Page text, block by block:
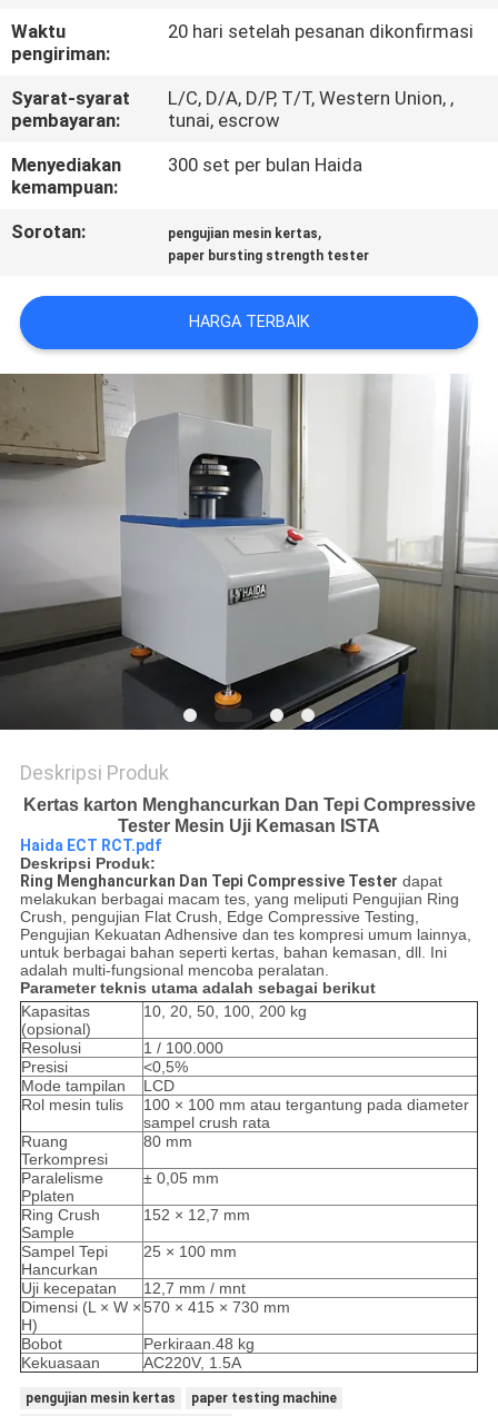
KUALITAS
HUBUNGI
KAMI
BERITA
SITEMAP
KEBIJAKAN
PRIVASI
Waktu
pengiriman:
20 hari setelah pesanan dikonfirmasi
Syarat-syarat
pembayaran:
L/C, D/A, D/P, T/T, Western Union, ,
tunai, escrow
Menyediakan
kemampuan:
300 set per bulan Haida
Sorotan: pengujian mesin kertas,
paper bursting strength tester
HARGA TERBAIK
Deskripsi Produk
Kertas karton Menghancurkan Dan Tepi Compressive
Tester Mesin Uji Kemasan ISTA
Haida ECT RCT.pdf
Deskripsi Produk:
Ring Menghancurkan Dan Tepi Compressive Tester dapat
melakukan berbagai macam tes, yang meliputi Pengujian Ring
Crush, pengujian Flat Crush, Edge Compressive Testing,
Pengujian Kekuatan Adhensive dan tes kompresi umum lainnya,
untuk berbagai bahan seperti kertas, bahan kemasan, dll. Ini
adalah multi-fungsional mencoba peralatan.
Parameter teknis utama adalah sebagai berikut
Kapasitas
(opsional)
10, 20, 50, 100, 200 kg
Resolusi
1 / 100.000
Presisi
<0,5%
Mode tampilan
LCD
Rol mesin tulis
100 × 100 mm atau tergantung pada diameter
sampel crush rata
Ruang
Terkompresi
80 mm
Paralelisme
Pplaten
± 0,05 mm
Ring Crush
Sample
152 × 12,7 mm
Sampel Tepi
Hancurkan
25 × 100 mm
Uji kecepatan
12,7 mm / mnt
Dimensi (L × W ×
H)
570 × 415 × 730 mm
Bobot
Perkiraan.48 kg
Kekuasaan
AC220V, 1.5A
pengujian mesin kertas
paper testing machine